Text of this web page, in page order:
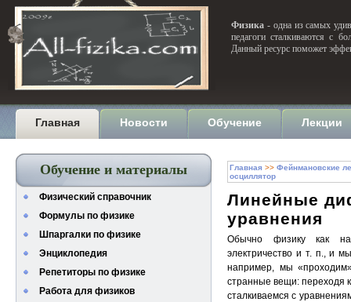
Физика - одна из самых
педагоги сталкиваются с
Данный ресурс поможет
Главная Новости Обучение Лекции
Обучение и материалы
Физический справочник
Формулы по физике
Шпаргалки по физике
Энциклопедия
Репетиторы по физике
Работа для физиков
Главная >> Фейнмановские
осциллятор
Линейные
уравнения
Обычно физику как
электричество и т. п., и
например, мы
странные вещи: переходя
сталкиваемся с